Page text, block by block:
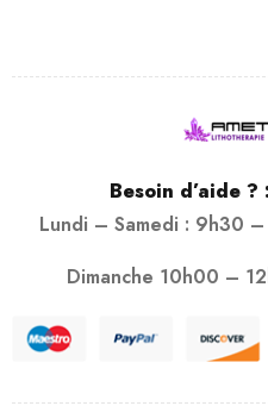
Besoin d’aide ? :
Lundi – Samedi : 9h30
Dimanche 10h00 –